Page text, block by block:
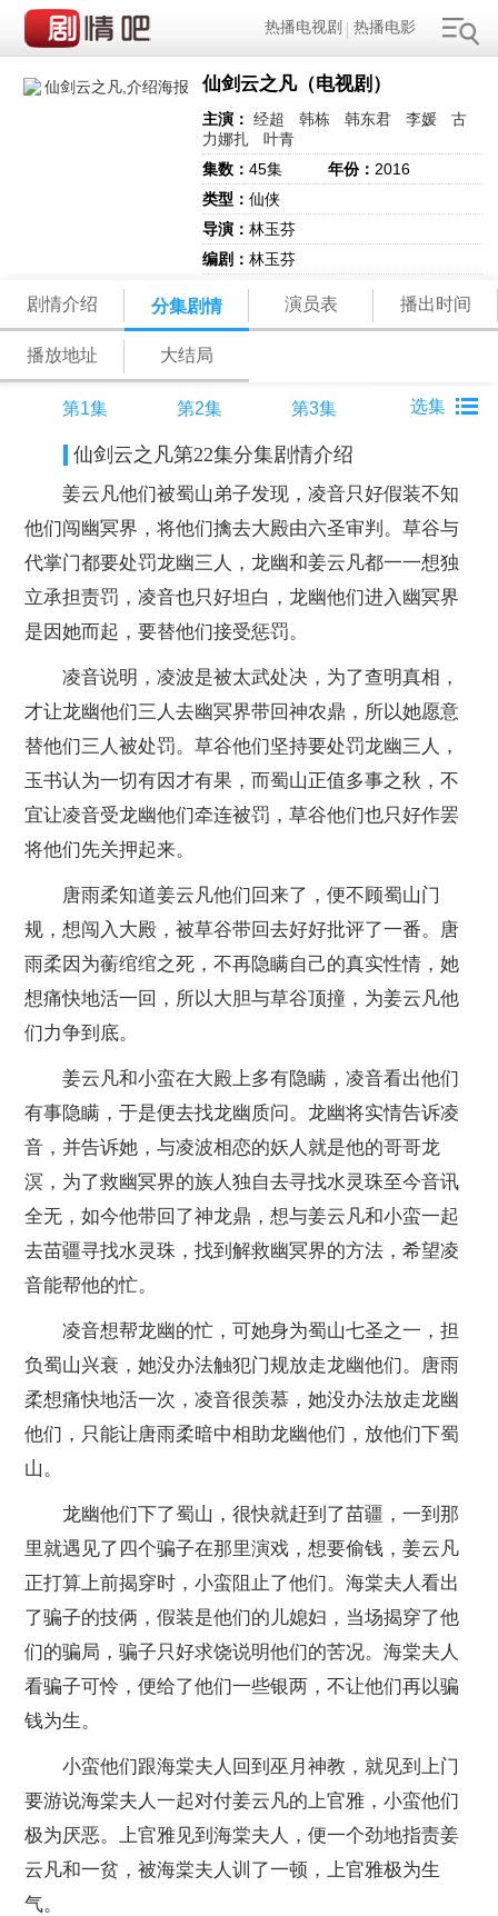
热播电视剧 热播电影
仙剑云之凡（电视剧）
主演： 经超 韩栋 韩东君 李媛
古
力娜扎
叶青
集数：45集 年份： 2016
类型：仙侠
导演：林玉芬
编剧：林玉芬
剧情介绍 分集剧情 演员表 播出时间
播放地址 大结局
第1集 第2集 第3集
仙剑云之凡第22集分集剧情介绍
姜云凡他们被蜀山弟子发现，凌音只好假装不知
他们闯幽冥界，将他们擒去大殿由六圣审判。草谷与
代掌门都要处罚龙幽三人，龙幽和姜云凡都一一想独
立承担责罚，凌音也只好坦白，龙幽他们进入幽冥界
是因她而起，要替他们接受惩罚。
凌音说明，凌波是被太武处决，为了查明真相，
才让龙幽他们三人去幽冥界带回神农鼎，所以她愿意
替他们三人被处罚。草谷他们坚持要处罚龙幽三人，
玉书认为一切有因才有果，而蜀山正值多事之秋，不
宜让凌音受龙幽他们牵连被罚，草谷他们也只好作罢
将他们先关押起来。
唐雨柔知道姜云凡他们回来了，便不顾蜀山门
规，想闯入大殿，被草谷带回去好好批评了一番。唐
雨柔因为蘅绾绾之死，不再隐瞒自己的真实性情，她
想痛快地活一回，所以大胆与草谷顶撞，为姜云凡他
们力争到底。
姜云凡和小蛮在大殿上多有隐瞒，凌音看出他们
有事隐瞒，于是便去找龙幽质问。龙幽将实情告诉凌
音，并告诉她，与凌波相恋的妖人就是他的哥哥龙
溟，为了救幽冥界的族人独自去寻找水灵珠至今音讯
全无，如今他带回了神龙鼎，想与姜云凡和小蛮一起
去苗疆寻找水灵珠，找到解救幽冥界的方法，希望凌
音能帮他的忙。
凌音想帮龙幽的忙，可她身为蜀山七圣之一，担
负蜀山兴衰，她没办法触犯门规放走龙幽他们。唐雨
柔想痛快地活一次，凌音很羡慕，她没办法放走龙幽
他们，只能让唐雨柔暗中相助龙幽他们，放他们下蜀
山。
龙幽他们下了蜀山，很快就赶到了苗疆，一到那
里就遇见了四个骗子在那里演戏，想要偷钱，姜云凡
正打算上前揭穿时，小蛮阻止了他们。海棠夫人看出
了骗子的技俩，假装是他们的儿媳妇，当场揭穿了他
们的骗局，骗子只好求饶说明他们的苦况。海棠夫人
看骗子可怜，便给了他们一些银两，不让他们再以骗
钱为生。
小蛮他们跟海棠夫人回到巫月神教，就见到上门
要游说海棠夫人一起对付姜云凡的上官雅，小蛮他们
极为厌恶。上官雅见到海棠夫人，便一个劲地指责姜
云凡和一贫，被海棠夫人训了一顿，上官雅极为生
气。